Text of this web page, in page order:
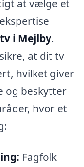
at vælge et
i Mejlby.
at dit tv
hvilket giver
og beskytter
hvor et
Fagfolk